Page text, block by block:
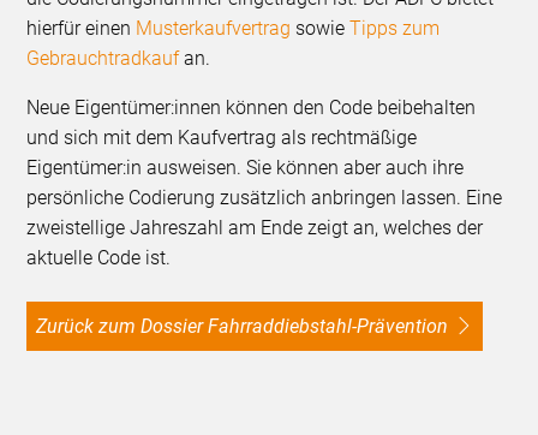
hierfür einen Musterkaufvertrag sowieTipps zum
Gebrauchtradkaufan.
Neue Eigentümer:innen können den Code beibehalten
und sich mit dem Kaufvertrag als rechtmäßige
Eigentümer:in ausweisen. Sie können aber auch ihre
persönliche Codierung zusätzlich anbringen lassen. Eine
zweistellige Jahreszahl am Ende zeigt an, welches der
aktuelle Code ist.
Zurück zum Dossier Fahrraddiebstahl-Prävention